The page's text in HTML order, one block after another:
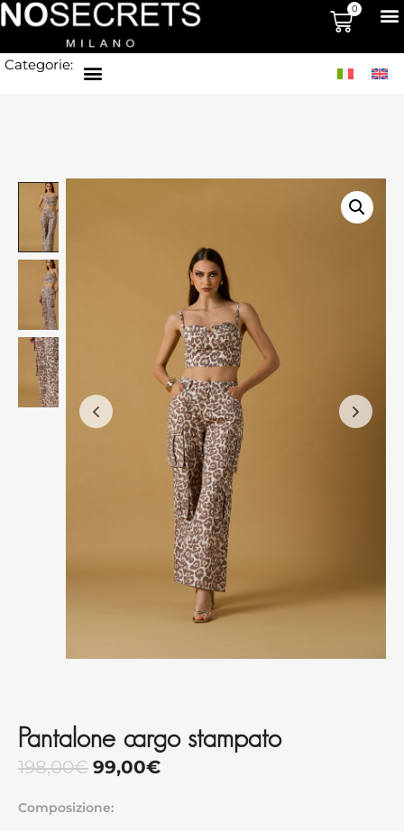
0
Categorie:
Pantalone cargo stampato
198,00€ 99,00€
Composizione: